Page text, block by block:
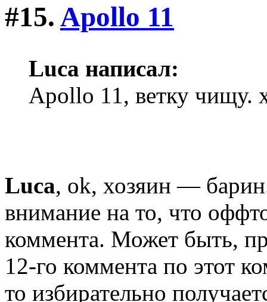
#15. Apollo 11
Luca написал:
Apollo 11, ветку чищу.
Luca, ok, хозяин —
внимание на то, что
коммента. Может быть,
12-го коммента по этот
то избирательно